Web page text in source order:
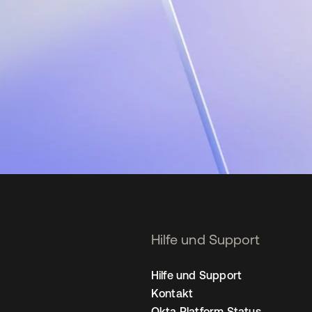
Hilfe und Support
Hilfe und Support
Kontakt